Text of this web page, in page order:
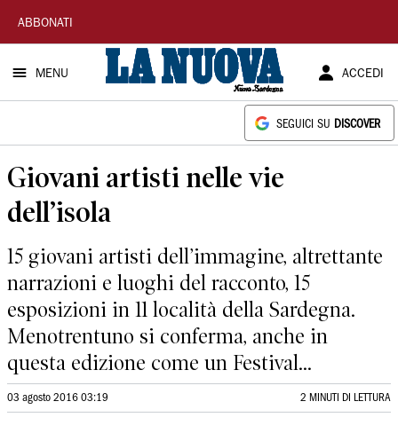
La
Nuova
Sardegna
ABBONATI
MENU ACCEDI
SEGUICI SU DISCOVER
Giovani artisti nelle vie
dell’isola
15 giovani artisti dell’immagine, altrettante
narrazioni e luoghi del racconto, 15
esposizioni in 11 località della Sardegna.
Menotrentuno si conferma, anche in
questa edizione come un Festival...
03 agosto 2016 03:19 2 MINUTI DI LETTURA